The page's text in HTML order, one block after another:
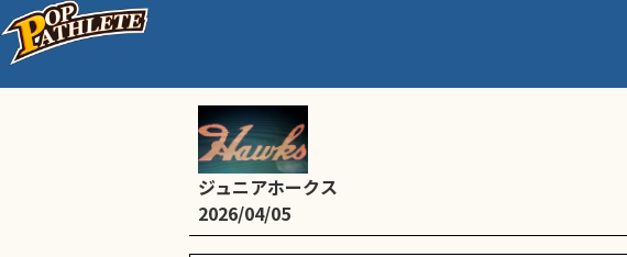
ジュニアホークス
2026/04/05